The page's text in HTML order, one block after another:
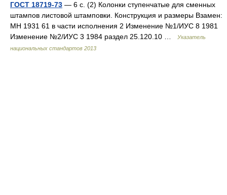
ГОСТ 18719-73 — 6 с. (2) Колонки ступенчатые для сменных
штампов листовой штамповки. Конструкция и размеры Взамен:
МН 1931 61 в части исполнения 2 Изменение №1/ИУС 8 1981
Изменение №2/ИУС 3 1984 раздел 25.120.10 …
Указатель
национальных стандартов 2013